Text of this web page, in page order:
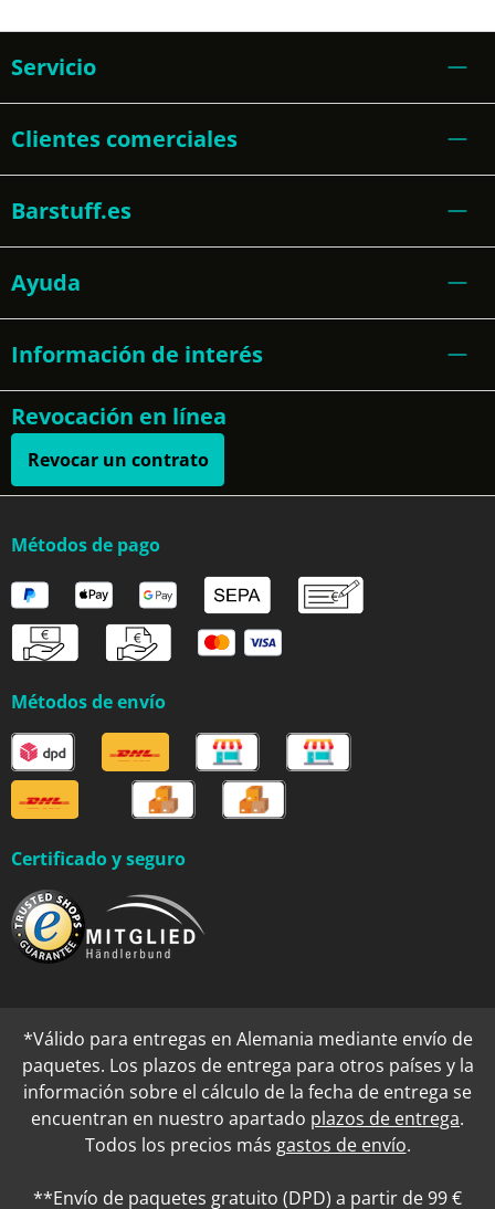
Servicio
Clientes comerciales
Barstuff.es
Ayuda
Información de interés
Revocación en línea
Revocar un contrato
Métodos de pago
Métodos de envío
Certificado y seguro
*Válido para entregas en Alemania mediante envío de
paquetes. Los plazos de entrega para otros países y la
información sobre el cálculo de la fecha de entrega se
encuentran en nuestro apartado plazos de entrega.
Todos los precios más gastos de envío.
**Envío de paquetes gratuito (DPD) a partir de 99 €